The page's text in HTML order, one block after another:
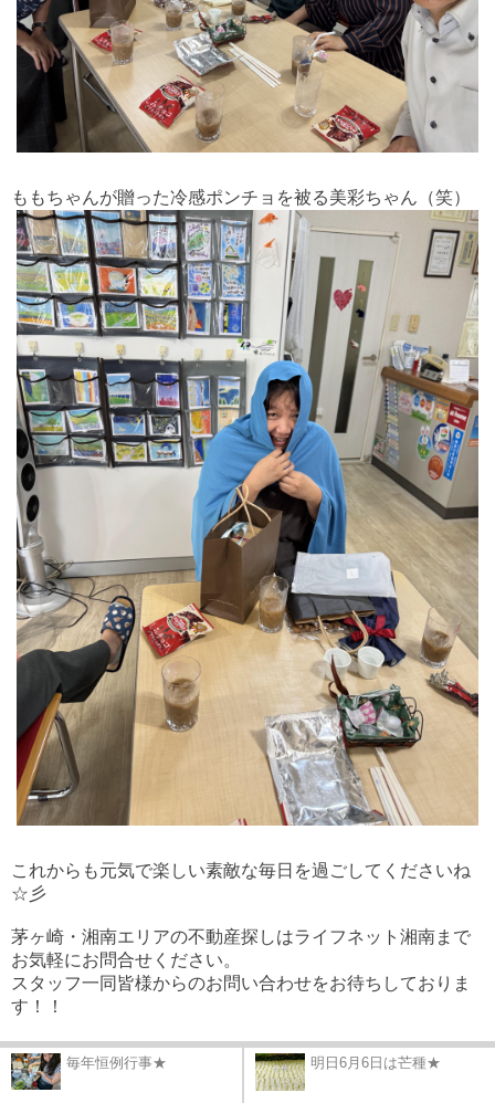
ももちゃんが贈った冷感ポンチョを被る美彩ちゃん（笑）
これからも元気で楽しい素敵な毎日を過ごしてくださいね
☆彡
茅ヶ崎・湘南エリアの不動産探しはライフネット湘南まで
お気軽にお問合せください。
スタッフ一同皆様からのお問い合わせをお待ちしておりま
す！！
毎年恒例行事★ 明日6月6日は芒種★